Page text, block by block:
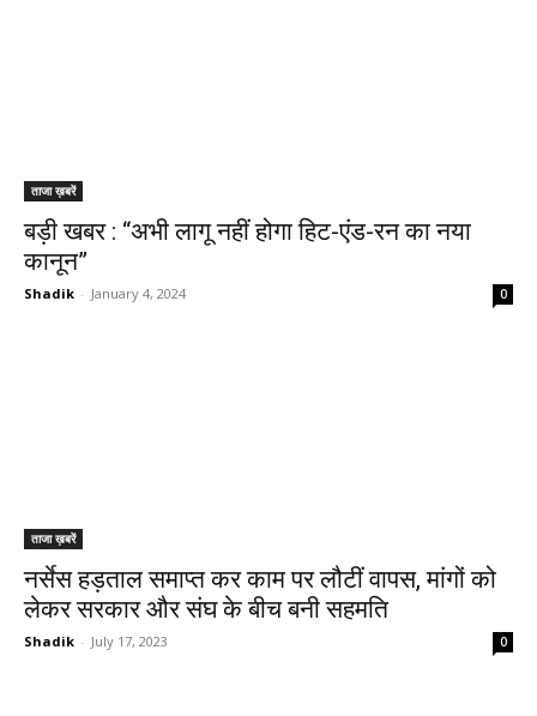
ताजा ख़बरें
बड़ी खबर : “अभी लागू नहीं होगा हिट-एंड-रन का नया
कानून”
Shadik - January 4, 2024 0
ताजा ख़बरें
नर्सेस हड़ताल समाप्त कर काम पर लौटीं वापस, मांगों को
लेकर सरकार और संघ के बीच बनी सहमति
Shadik - July 17, 2023 0